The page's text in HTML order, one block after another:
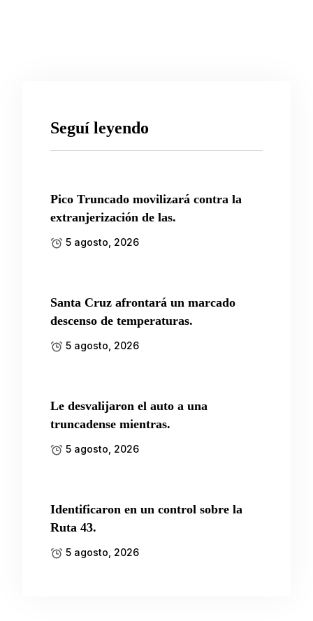
Seguí leyendo
Pico Truncado movilizará contra la
extranjerización de las.
5 agosto, 2026
Santa Cruz afrontará un marcado
descenso de temperaturas.
5 agosto, 2026
Le desvalijaron el auto a una
truncadense mientras.
5 agosto, 2026
Identificaron en un control sobre la
Ruta 43.
5 agosto, 2026